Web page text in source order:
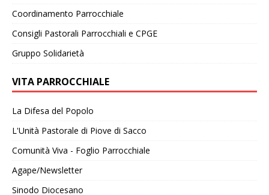
Coordinamento Parrocchiale
Consigli Pastorali Parrocchiali e CPGE
Gruppo Solidarietà
VITA PARROCCHIALE
La Difesa del Popolo
L'Unità Pastorale di Piove di Sacco
Comunità Viva - Foglio Parrocchiale
Agape/Newsletter
Sinodo Diocesano